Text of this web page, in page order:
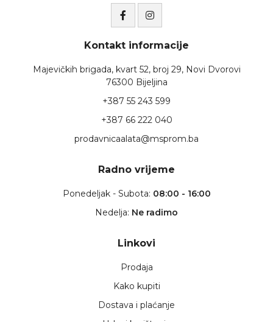
Kontakt informacije
Majevičkih brigada, kvart 52, broj 29, Novi Dvorovi
76300 Bijeljina
+387 55 243 599
+387 66 222 040
prodavnicaalata@msprom.ba
Radno vrijeme
Ponedeljak - Subota: 08:00 - 16:00
Nedelja: Ne radimo
Linkovi
Prodaja
Kako kupiti
Dostava i plaćanje